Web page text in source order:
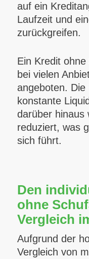
auf ein
Laufzeit und
zurückgreifen.
Ein Kredit
bei vielen
angeboten. Die
konstante
darüber hinaus
reduziert, was
sich führt.
Den
ohne
Vergleich
Aufgrund der
Vergleich von